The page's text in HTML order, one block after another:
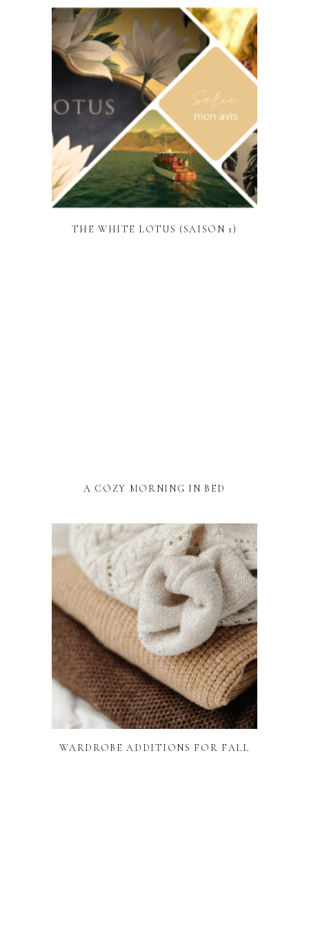
THE WHITE LOTUS (SAISON 1)
A COZY MORNING IN BED
WARDROBE ADDITIONS FOR FALL